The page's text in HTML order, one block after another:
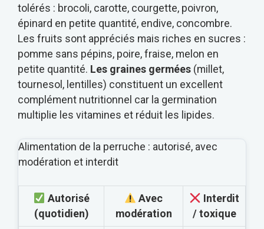
tolérés : brocoli, carotte, courgette, poivron,
épinard en petite quantité, endive, concombre.
Les fruits sont appréciés mais riches en sucres :
pomme sans pépins, poire, fraise, melon en
petite quantité. Les graines germées (millet,
tournesol, lentilles) constituent un excellent
complément nutritionnel car la germination
multiplie les vitamines et réduit les lipides.
Alimentation de la perruche : autorisé, avec
modération et interdit
Autorisé
(quotidien)
Avec
modération
Interdit
/ toxique